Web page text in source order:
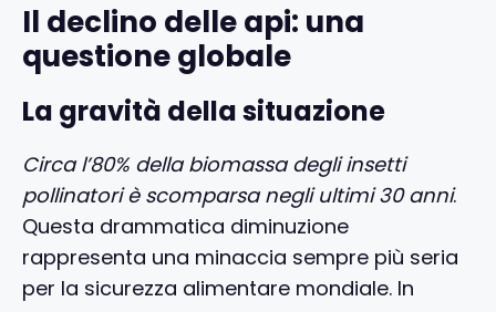
Il declino delle api: una
questione globale
La gravità della situazione
Circa l’80% della biomassa degli insetti
pollinatori è scomparsa negli ultimi 30 anni.
Questa drammatica diminuzione
rappresenta una minaccia sempre più seria
per la sicurezza alimentare mondiale. In